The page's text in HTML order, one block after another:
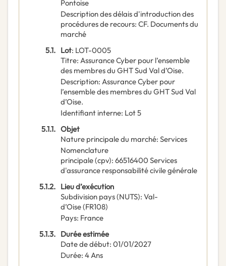
Pontoise
Description des délais d'introduction des
procédures de recours: CF. Documents du
marché
5.1. Lot: LOT-0005
Titre: Assurance Cyber pour l’ensemble
des membres du GHT Sud Val d’Oise.
Description: Assurance Cyber pour
l’ensemble des membres du GHT Sud Val
d’Oise.
Identifiant interne: Lot 5
5.1.1. Objet
Nature principale du marché: Services
Nomenclature
principale(cpv): 66516400 Services
d'assurance responsabilité civile générale
5.1.2. Lieu d’exécution
Subdivision pays (NUTS): Val-
d’Oise(FR108)
Pays: France
5.1.3. Durée estimée
Date de début: 01/01/2027
Durée: 4Ans